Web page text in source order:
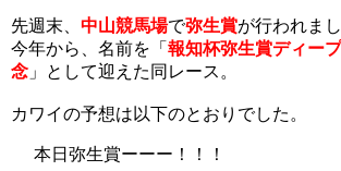
先週末、 中山競馬場で弥生賞が行われまし
今年から、名前を「 報知杯弥生賞ディー
念 」として迎えた同レース。
カワイの予想は以下のとおりでした。
本日弥生賞ーーー！！！